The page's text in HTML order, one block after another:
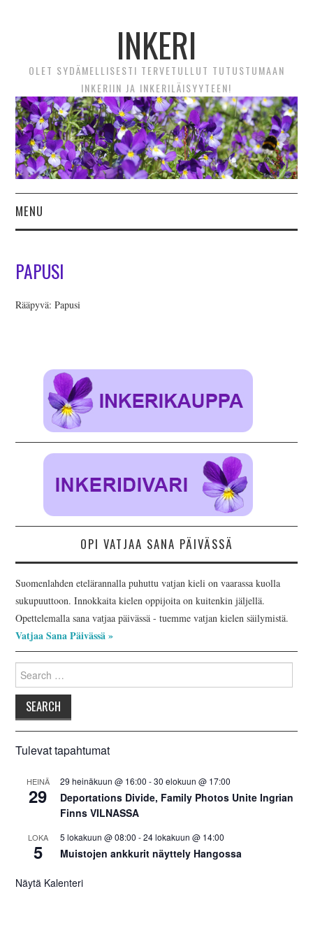
INKERI
OLET SYDÄMELLISESTI TERVETULLUT TUTUSTUMAAN
INKERIIN JA INKERILÄISYYTEEN!
MENU
UUTTA! VIDEOTARINAT
INKERIN HISTORIA JA
KULTTUURI
INKERIN
KULTTUURISEURA RY
MOOSES PUTRON
KOTIMUSEO
MERKKIHENKILÖT
INKERILÄINEN
PERHEALBUMI
VIRTUAALI-INKERI
BLOGI
YHTEYSTIEDOT
PAPUSI
Rääpyvä: Papusi
OPI VATJAA SANA PÄIVÄSSÄ
Suomenlahden etelärannalla puhuttu vatjan kieli on vaarassa kuolla
sukupuuttoon. Innokkaita kielen oppijoita on kuitenkin jäljellä.
Opettelemalla sana vatjaa päivässä - tuemme vatjan kielen säilymistä.
Vatjaa Sana Päivässä »
for:
Tulevat tapahtumat
HEINÄ
29
29 heinäkuun @ 16:00 -30 elokuun @ 17:00
Deportations Divide, Family Photos Unite Ingrian
Finns VILNASSA
LOKA
5
5 lokakuun @ 08:00 -24 lokakuun @ 14:00
Muistojen ankkurit näyttely Hangossa
Näytä Kalenteri